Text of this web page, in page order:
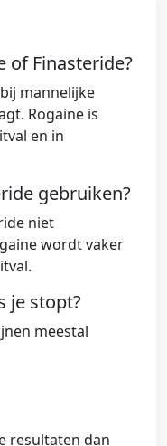
of Finasteride?
mannelijke
Rogaine is
en in
gebruiken?
niet
wordt vaker
je stopt?
meestal
resultaten dan